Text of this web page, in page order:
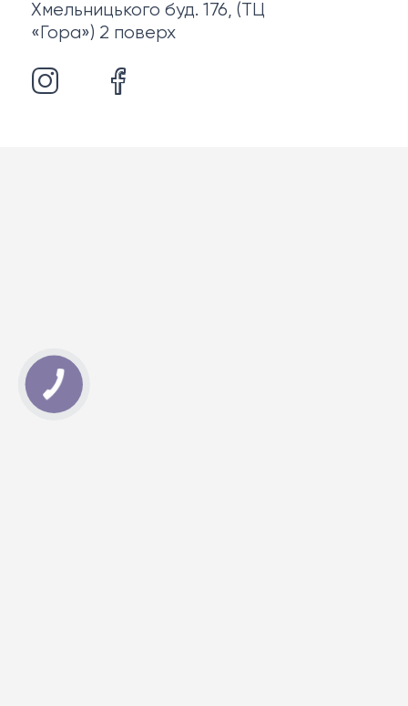
Хмельницького буд. 176, (ТЦ
«Гора») 2 поверх